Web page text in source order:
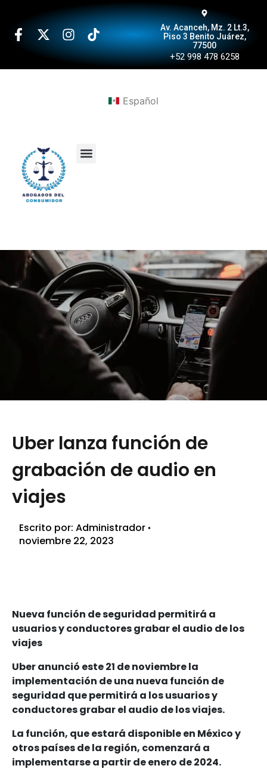
Av. Acanceh, Mz. 2 Lt.3,
Piso 3 Benito Juárez,
77500
+52 998 478 6258
Español
Uber lanza función de
grabación de audio en
viajes
Escrito por: Administrador
noviembre 22, 2023
Nueva función de seguridad permitirá a
usuarios y conductores grabar el audio de los
viajes
Uber anunció este 21 de noviembre la
implementación de una nueva función de
seguridad que permitirá a los usuarios y
conductores grabar el audio de los viajes.
La función, que estará disponible en México y
otros países de la región, comenzará a
implementarse a partir de enero de 2024.